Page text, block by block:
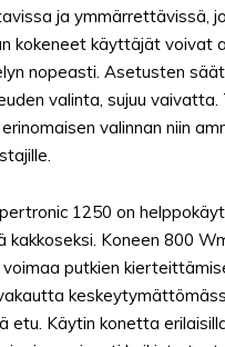
ja ymmärrettävissä,
kokeneet käyttäjät voivat
nopeasti. Asetusten
valinta, sujuu
valinnan niin
1250 on
kakkoseksi. Koneen 800
putkien
etu. Käytin konetta